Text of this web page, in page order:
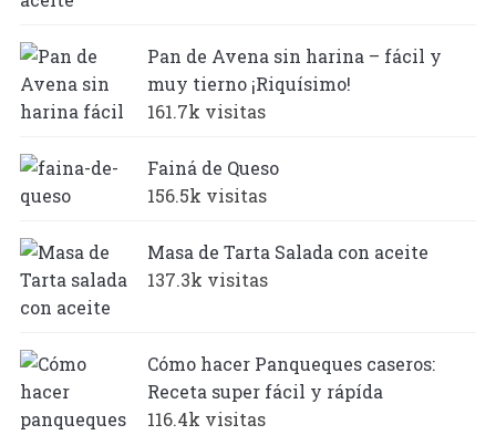
Pan de Avena sin harina – fácil y
muy tierno ¡Riquísimo!
161.7k visitas
Fainá de Queso
156.5k visitas
Masa de Tarta Salada con aceite
137.3k visitas
Cómo hacer Panqueques caseros:
Receta super fácil y rápída
116.4k visitas